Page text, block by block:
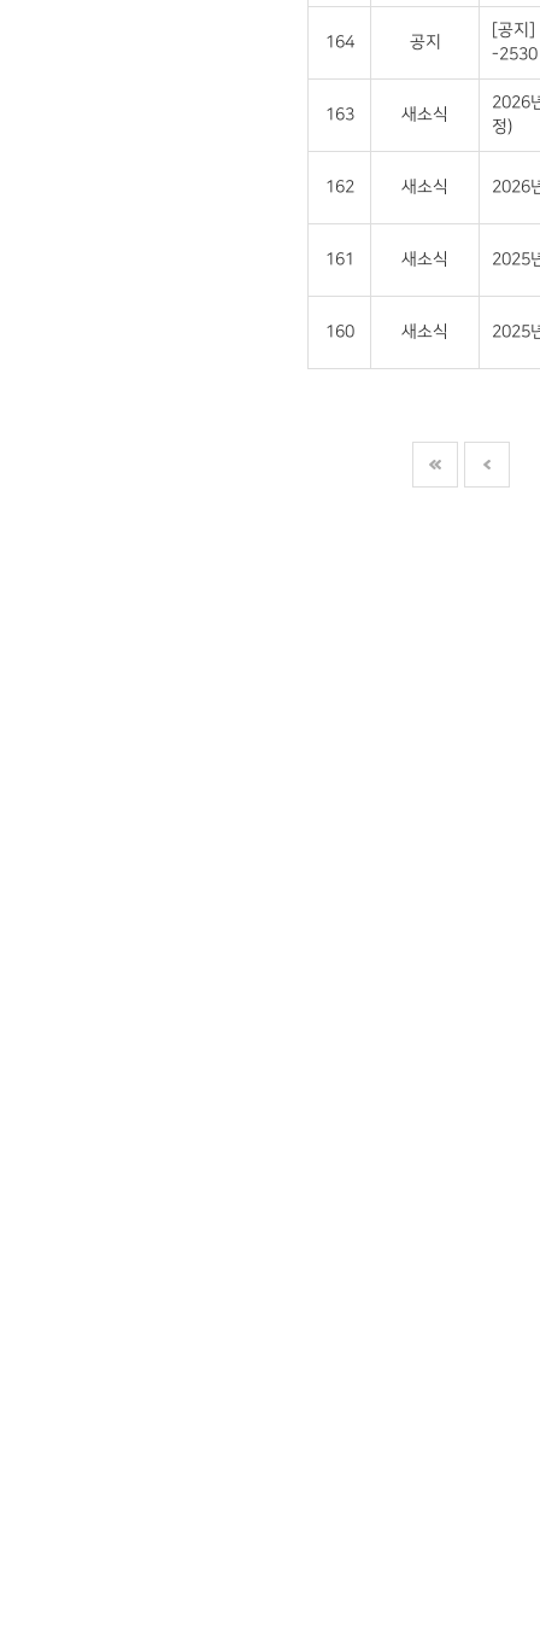
164 공지
[공지]
-2530
163 새소식
2026
정)
162 새소식 2026
161 새소식 2025
160 새소식 2025